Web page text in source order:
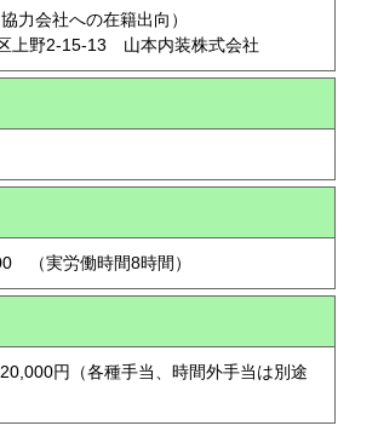
力会社への在籍出向）
上野2-15-13 山本内装株式会社
（実労働時間8時間）
円（各種手当、時間外手当は別途